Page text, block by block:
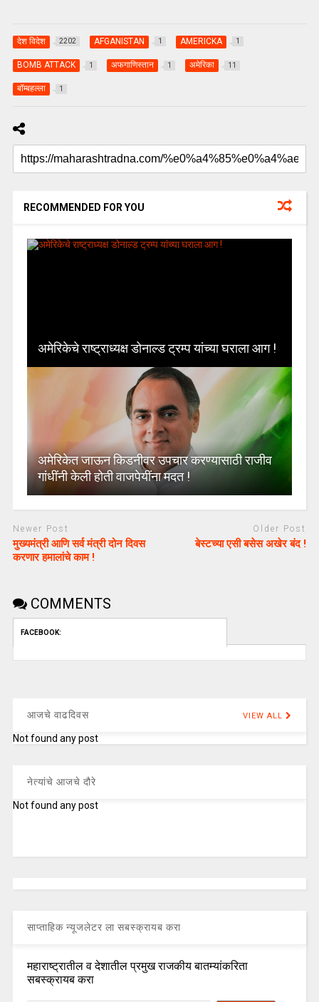
देश विदेश 2202 AFGANISTAN 1 AMERICKA 1
BOMB ATTACK 1 अफगाणिस्तान 1 अमेरिका 11
बॉम्बहल्ला 1
RECOMMENDED FOR YOU
अमेरिकेचे राष्ट्राध्यक्ष डोनाल्ड ट्रम्प यांच्या घराला आग !
अमेरिकेत जाऊन किडनीवर उपचार करण्यासाठी राजीव
गांधींनी केली होती वाजपेयींना मदत !
Newer Post
मुख्यमंत्री आणि सर्व मंत्री दोन दिवस
करणार हमालांचे काम !
Older Post
बेस्टच्या एसी बसेस अखेर बंद !
COMMENTS
FACEBOOK:
आजचे वाढदिवस VIEW ALL
Not found any post
नेत्यांचे आजचे दौरे
Not found any post
साप्ताहिक न्यूजलेटर ला सबस्क्रायब करा
महाराष्ट्रातील व देशातील प्रमुख राजकीय बातम्यांकरिता
सबस्क्रायब करा